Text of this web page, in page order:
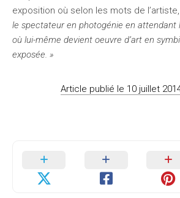
exposition où selon les mots de
le spectateur en photogénie en attendant
où lui-même devient oeuvre d’art en
exposée. »
Article publié le 10 juillet